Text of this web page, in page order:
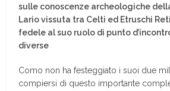
sulle conoscenze archeologiche
Lario vissuta tra Celti ed Etruschi
fedele al suo ruolo di punto
diverse
Como non ha festeggiato i suoi due
compiersi di questo importante